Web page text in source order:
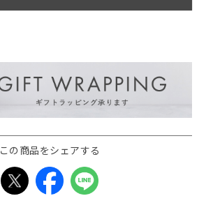
この商品をシェアする